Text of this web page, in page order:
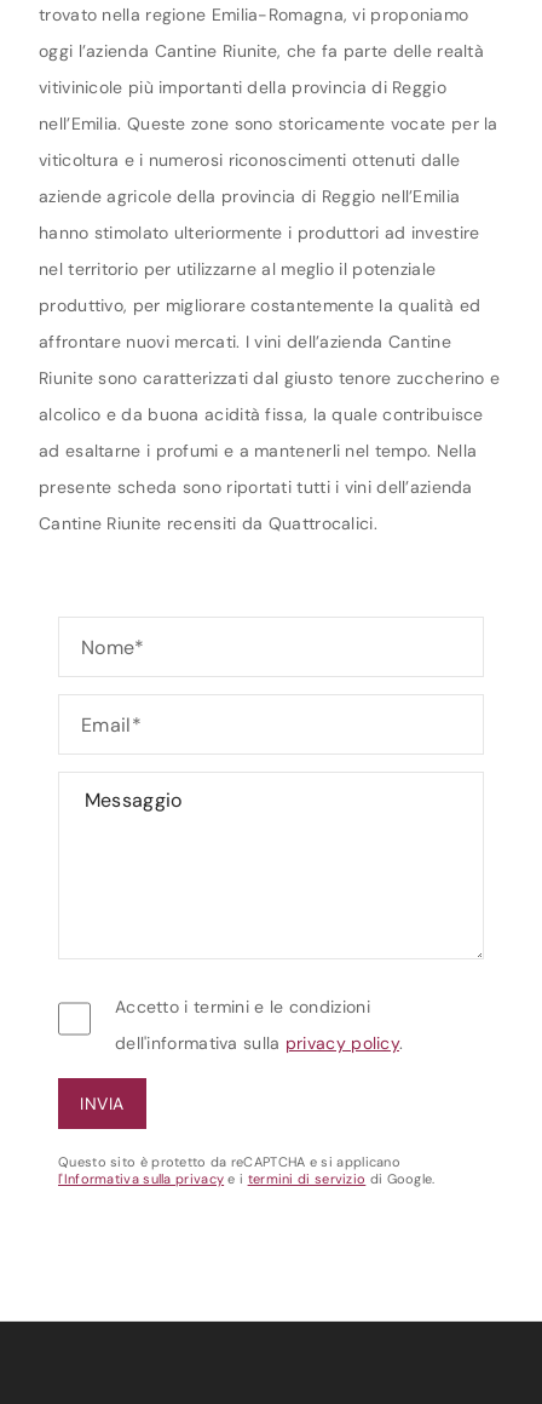
trovato nella regione Emilia-Romagna, vi proponiamo
oggi l’azienda Cantine Riunite, che fa parte delle realtà
vitivinicole più importanti della provincia di Reggio
nell’Emilia. Queste zone sono storicamente vocate per la
viticoltura e i numerosi riconoscimenti ottenuti dalle
aziende agricole della provincia di Reggio nell’Emilia
hanno stimolato ulteriormente i produttori ad investire
nel territorio per utilizzarne al meglio il potenziale
produttivo, per migliorare costantemente la qualità ed
affrontare nuovi mercati. I vini dell’azienda Cantine
Riunite sono caratterizzati dal giusto tenore zuccherino e
alcolico e da buona acidità fissa, la quale contribuisce
ad esaltarne i profumi e a mantenerli nel tempo. Nella
presente scheda sono riportati tutti i vini dell’azienda
Cantine Riunite recensiti da Quattrocalici.
Accetto i termini e le condizioni
dell'informativa sulla privacy policy.
Questo sito è protetto da reCAPTCHA e si applicano
l'Informativa sulla privacy e i termini di servizio di Google.